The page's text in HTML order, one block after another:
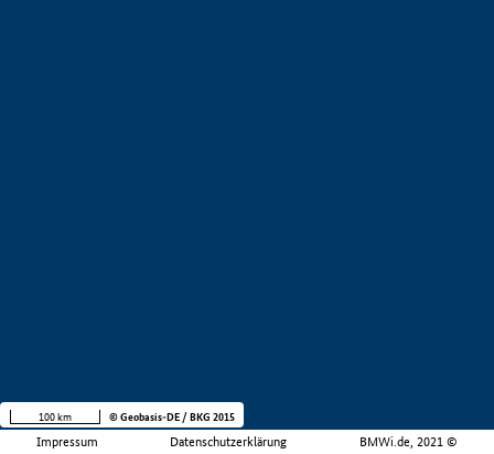
Impressum Datenschutzerklärung BMWi.de, 2021 ©
100 km © Geobasis-DE / BKG 2015